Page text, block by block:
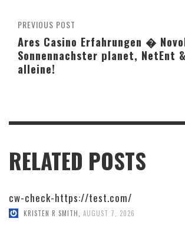
PREVIOUS POST
Ares Casino Erfahrungen �
Sonnennachster planet, NetEnt
alleine!
RELATED POSTS
cw-check-https://test.com/
KRISTEN R SMITH AUGUST 7, 2026